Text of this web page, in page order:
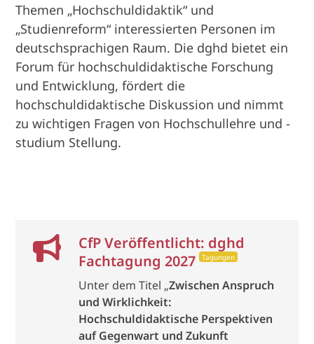
Themen „Hochschuldidaktik“ und
„Studienreform“ interessierten Personen im
deutschsprachigen Raum. Die dghd bietet ein
Forum für hochschuldidaktische Forschung
und Entwicklung, fördert die
hochschuldidaktische Diskussion und nimmt
zu wichtigen Fragen von Hochschullehre und -
studium Stellung.
CfP Veröffentlicht: dghd
Fachtagung 2027 Tagungen
Unter dem Titel „Zwischen Anspruch
und Wirklichkeit:
Hochschuldidaktische Perspektiven
auf Gegenwart und Zukunft